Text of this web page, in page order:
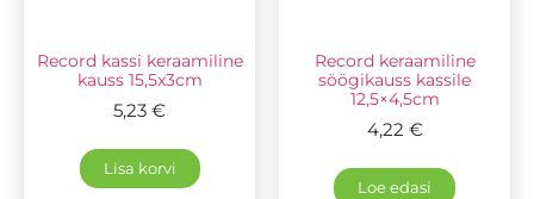
Record kassi keraamiline
kauss 15,5x3cm
5,23 €
Lisa korvi
Record keraamiline
söögikauss kassile
12,5×4,5cm
4,22 €
Loe edasi